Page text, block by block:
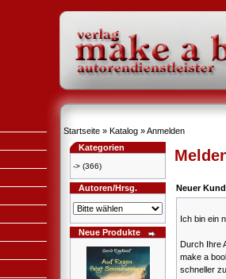
Startseite » Katalog »Anmelden
Kategorien
-> (366)
Autoren/Hrsg.
Neue Produkte
Neuer
Ich bin ein
Durch Ihre
make a
schneller